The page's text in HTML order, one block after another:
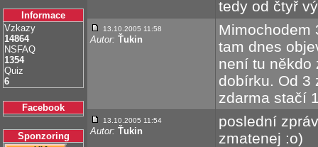
Informace
Vzkazy
14864
NSFAQ
1354
Quiz
6
Facebook
Sponzoring
tedy od čtyř
13.10.2005 11:58
Autor: Ťukin
Mimochodem
tam dnes
není tu někdo
dobírku. Od 3
zdarma stačí
13.10.2005 11:54
Autor: Ťukin
poslední
zmatenej :o)